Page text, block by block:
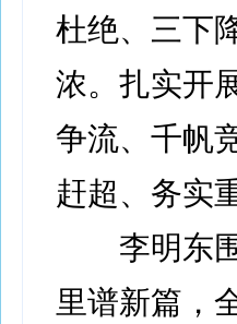
杜绝、三下
浓。扎实开
争流、千帆
赶超、务实
李明东围
里谱新篇，